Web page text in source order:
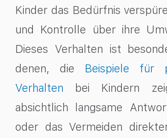
Kinder das Bedürfnis
und Kontrolle über ihre
Dieses Verhalten ist
denen, die Beispiele für
Verhalten bei Kindern
absichtlich langsame
oder das Vermeiden